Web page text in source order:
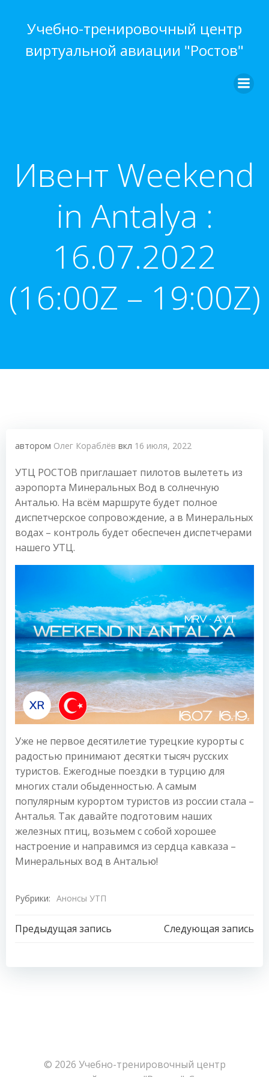
содержимому
Учебно-тренировочный центр
виртуальной авиации "Ростов"
Ивент Weekend
in Antalya :
16.07.2022
(16:00Z – 19:00Z)
автором Олег Кораблёв вкл 16 июля, 2022
УТЦ РОСТОВ приглашает пилотов вылететь из
аэропорта Минеральных Вод в солнечную
Анталью. На всём маршруте будет полное
диспетчерское сопровождение, а в Минеральных
водах – контроль будет обеспечен диспетчерами
нашего УТЦ.
Уже не первое десятилетие турецкие курорты с
радостью принимают десятки тысяч русских
туристов. Ежегодные поездки в турцию для
многих стали обыденностью. А самым
популярным курортом туристов из россии стала –
Анталья. Так давайте подготовим наших
железных птиц, возьмем с собой хорошее
настроение и направимся из сердца кавказа –
Минеральных вод в Анталью!
Рубрики: Анонсы УТП
Навигация
записям
Предыдущая запись
Навигация
записям
Следующая запись
© 2026 Учебно-тренировочный центр